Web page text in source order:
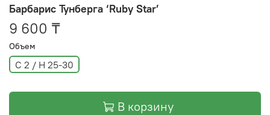
Барбарис Тунберга ‘Ruby Star’
9 600 ₸
Объем
C 2 / H 25-30
В корзину